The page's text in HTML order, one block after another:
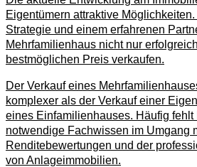
Eigentümern attraktive
Strategie und einem erfahrenen
Mehrfamilienhaus nicht nur
bestmöglichen Preis verkaufen.
Der Verkauf eines
komplexer als der Verkauf einer
eines Einfamilienhauses. Häufig fehlt
notwendige Fachwissen im Umgang
Renditebewertungen und der
von Anlageimmobilien.